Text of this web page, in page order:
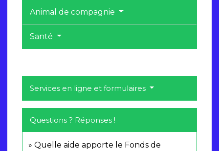
Animal de compagnie
Santé
Services en ligne et formulaires
Questions ? Réponses !
Quelle aide apporte le Fonds de